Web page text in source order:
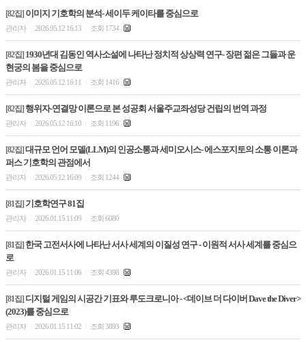
[82집] 이미지 기호학의 분석- 세이두 케이타를 중심으로
관리자 2026.05.12 16:13 조회 1734
[82집] 1930년대 김동인 역사소설에 나타난 정치적 상상력 연구- 장편 젊은 그들과 운
현궁의 봄을 중심으로
관리자 2026.05.12 16:11 조회 1416
[82집] 행위자-연결망 이론으로 본 성공회 서울주교좌성당 건립의 번역 과정
관리자 2026.05.12 16:10 조회 1196
[82집] 대규모 언어 모델(LLM)의 인공소통과 세미오시스- 에스포지토의 소통 이론과
퍼스 기호학의 관점에서
관리자 2026.05.12 16:09 조회 1244
[81집] 기호학연구 81집
관리자 2026.01.15 11:09 조회 6080
[81집] 한국 고전서사에 나타난 서사 세계의 이질성 연구 - 이원적 서사 세계를 중심으
로
관리자 2026.01.15 11:06 조회 4398
[81집] 디지털 게임의 시공간 기표와 루도크로니아 - <데이브 더 다이버 Dave the Diver>
(2023)를 중심으로
관리자 2026.01.15 11:02 조회 3893